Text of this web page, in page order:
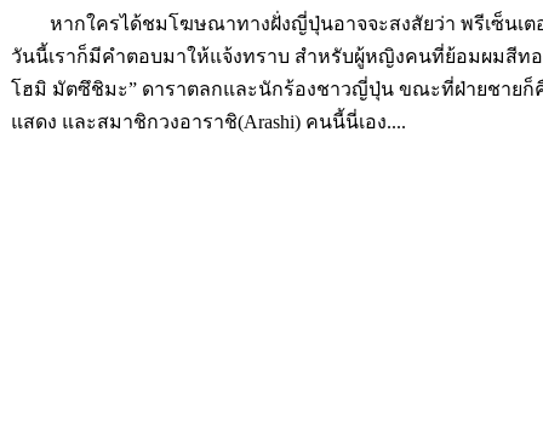
หากใครได้ชมโฆษณาทางฝั่งญี่ปุ่นอาจจะสงสัยว่า พรีเซ็นเต
วันนี้เราก็มีคำตอบมาให้แจ้งทราบ สำหรับผู้หญิงคนที่ย้อมผมสีท
โฮมิ มัตซึชิมะ” ดาราตลกและนักร้องชาวญี่ปุ่น ขณะที่ฝ่ายชายก็
แสดง และสมาชิกวงอาราชิ(Arashi) คนนี้นี่เอง....